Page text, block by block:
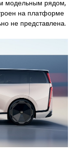
модельным рядом,
на платформе
не представлена.